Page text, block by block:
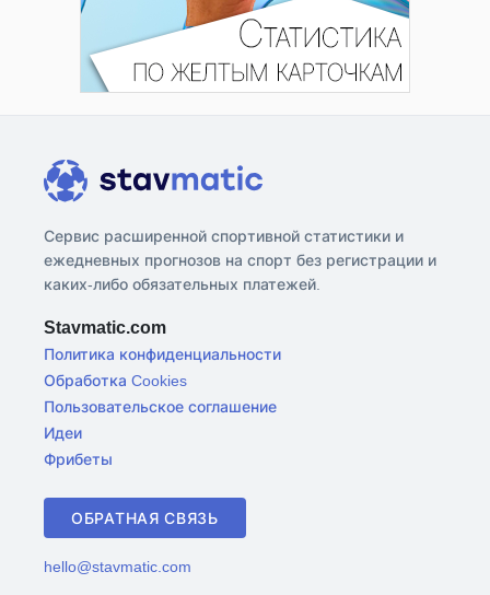
Сервис расширенной спортивной статистики и
ежедневных прогнозов на спорт без регистрации и
каких-либо обязательных платежей.
Stavmatic.com
Политика конфиденциальности
Обработка Cookies
Пользовательское соглашение
Идеи
Фрибеты
ОБРАТНАЯ СВЯЗЬ
hello@stavmatic.com